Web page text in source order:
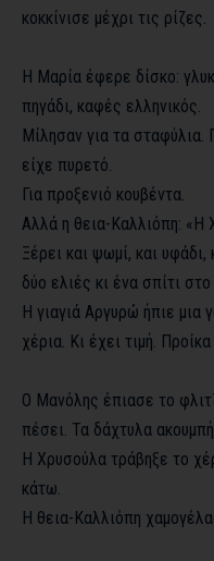
κοκκίνισε μέχρι τις ρίζες.
Η Μαρία έφερε δίσκο:
πηγάδι, καφές ελληνικός.
Μίλησαν για τα σταφύλια.
είχε πυρετό.
Για προξενιό κουβέντα.
Αλλά η θεια-Καλλιόπη: «Η
Ξέρει και ψωμί, και υφάδι,
δύο ελιές κι ένα σπίτι
Η γιαγιά Αργυρώ ήπιε μια
χέρια. Κι έχει τιμή.
Ο Μανόλης έπιασε το
πέσει. Τα δάχτυλα
Η Χρυσούλα τράβηξε το
κάτω.
Η θεια-Καλλιόπη